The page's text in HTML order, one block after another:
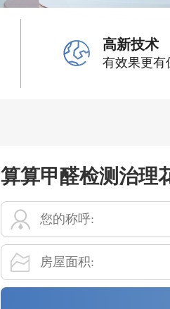
高新技术
有效果更有
算算甲醛检测治理